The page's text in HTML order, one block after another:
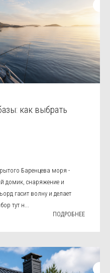
как выбрать
Баренцева моря -
домик, снаряжение и
гасит волну и делает
тут н...
ПОДРОБНЕЕ